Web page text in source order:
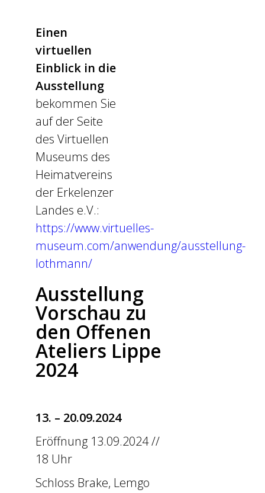
Einen
virtuellen
Einblick in die
Ausstellung
bekommen Sie
auf der Seite
des Virtuellen
Museums des
Heimatvereins
der Erkelenzer
Landes e.V.:
https://www.virtuelles-
museum.com/anwendung/ausstellung-
lothmann/
Ausstellung
Vorschau zu
den Offenen
Ateliers Lippe
2024
13. – 20.09.2024
Eröffnung 13.09.2024 //
18 Uhr
Schloss Brake, Lemgo